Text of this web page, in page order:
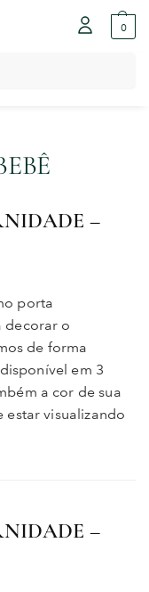
0
–
porta
decorar o
de forma
em 3
a cor de sua
estar visualizando
–